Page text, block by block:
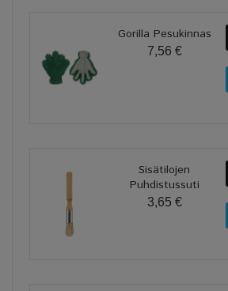
Gorilla Pesukinnas
7,56 €
Sisätilojen
Puhdistussuti
3,65 €